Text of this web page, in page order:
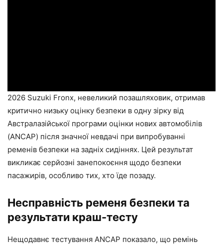
2026 Suzuki Fronx, невеликий позашляховик, отримав
критично низьку оцінку безпеки в одну зірку від
Австралазійської програми оцінки нових автомобілів
(ANCAP) після значної невдачі при випробуванні
ременів безпеки на задніх сидіннях. Цей результат
викликає серйозні занепокоєння щодо безпеки
пасажирів, особливо тих, хто їде позаду.
Несправність ременя безпеки та
результати краш-тесту
Нещодавнє тестування ANCAP показало, що ремінь